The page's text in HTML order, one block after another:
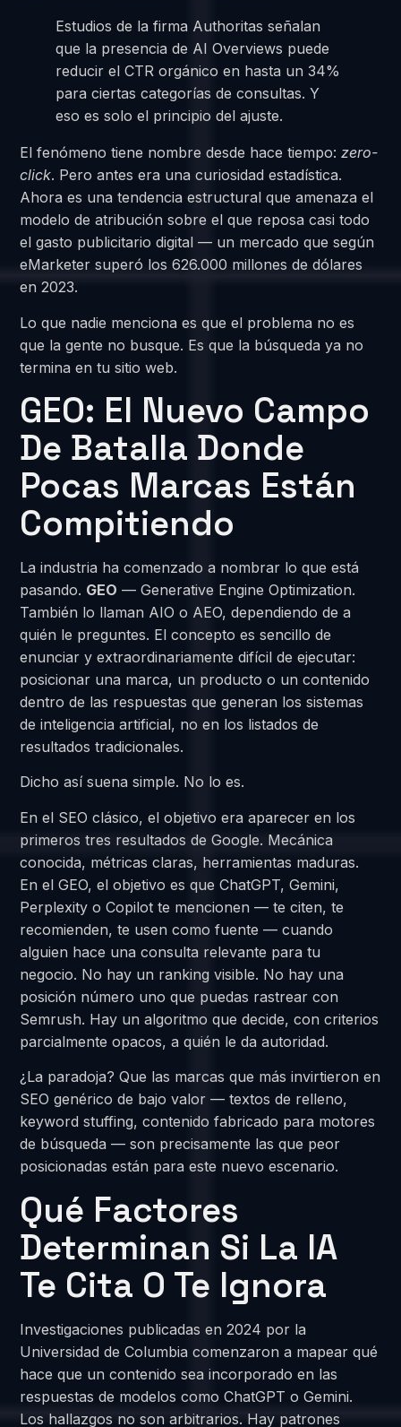
Estudios de la firma Authoritas señalan
que la presencia de AI Overviews puede
reducir el CTR orgánico en hasta un 34%
para ciertas categorías de consultas. Y
eso es solo el principio del ajuste.
El fenómeno tiene nombre desde hace tiempo:zero-
click. Pero antes era una curiosidad estadística.
Ahora es una tendencia estructural que amenaza el
modelo de atribución sobre el que reposa casi todo
el gasto publicitario digital — un mercado que según
eMarketer superó los 626.000 millones de dólares
en 2023.
Lo que nadie menciona es que el problema no es
que la gente no busque. Es que la búsqueda ya no
termina en tu sitio web.
GEO: El Nuevo Campo
De Batalla Donde
Pocas Marcas Están
Compitiendo
La industria ha comenzado a nombrar lo que está
pasando. GEO — Generative Engine Optimization.
También lo llaman AIO o AEO, dependiendo de a
quién le preguntes. El concepto es sencillo de
enunciar y extraordinariamente difícil de ejecutar:
posicionar una marca, un producto o un contenido
dentro de las respuestas que generan los sistemas
de inteligencia artificial, no en los listados de
resultados tradicionales.
Dicho así suena simple. No lo es.
En el SEO clásico, el objetivo era aparecer en los
primeros tres resultados de Google. Mecánica
conocida, métricas claras, herramientas maduras.
En el GEO, el objetivo es que ChatGPT, Gemini,
Perplexity o Copilot te mencionen — te citen, te
recomienden, te usen como fuente — cuando
alguien hace una consulta relevante para tu
negocio. No hay un ranking visible. No hay una
posición número uno que puedas rastrear con
Semrush. Hay un algoritmo que decide, con criterios
parcialmente opacos, a quién le da autoridad.
¿La paradoja? Que las marcas que más invirtieron en
SEO genérico de bajo valor — textos de relleno,
keyword stuffing, contenido fabricado para motores
de búsqueda — son precisamente las que peor
posicionadas están para este nuevo escenario.
Qué Factores
Determinan Si La IA
Te Cita O Te Ignora
Investigaciones publicadas en 2024 por la
Universidad de Columbia comenzaron a mapear qué
hace que un contenido sea incorporado en las
respuestas de modelos como ChatGPT o Gemini.
Los hallazgos no son arbitrarios. Hay patrones